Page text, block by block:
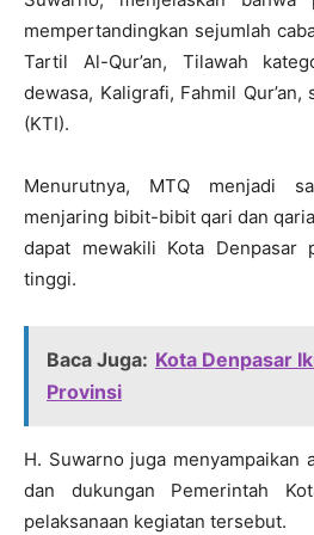
mempertandingkan sejumlah
Tartil Al-Qur’an, Tilawah
dewasa, Kaligrafi, Fahmil
(KTI).
Menurutnya, MTQ menjadi
menjaring bibit-bibit qari dan
dapat mewakili Kota Denpasar
tinggi.
Baca Juga: Kota Denpasar
Provinsi
H. Suwarno juga menyampaikan
dan dukungan Pemerintah
pelaksanaan kegiatan tersebut.